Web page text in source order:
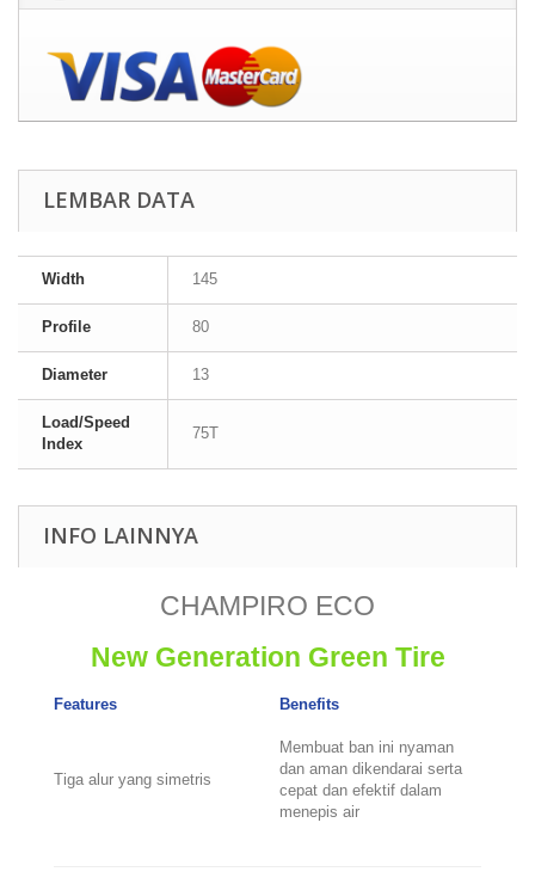
LEMBAR DATA
Width 145
Profile 80
Diameter 13
Load/Speed
Index
75T
INFO LAINNYA
CHAMPIRO ECO
New Generation Green Tire
Features Benefits
Tiga alur yang simetris
Membuat ban ini nyaman
dan aman dikendarai serta
cepat dan efektif dalam
menepis air